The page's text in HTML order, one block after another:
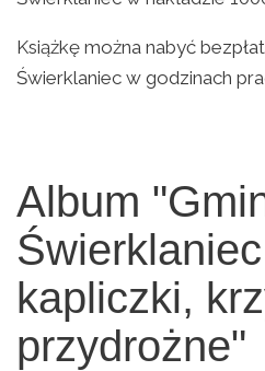
Książkę można nabyć
Świerklaniec w godzinach
Album
kapliczki,
przydrożne"